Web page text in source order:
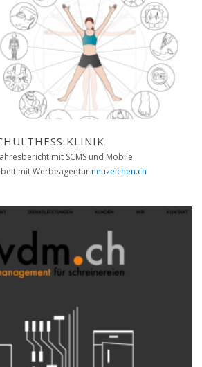
KLINIK
mit SCMS und Mobile
mit Werbeagenturneuzeichen.ch